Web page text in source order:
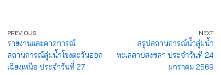
PREVIOUS
รายงานและคาดการณ์
สถานการณ์ลุ่มน้ำโขงตะวันออก
เฉียงเหนือ ประจำวันที่ 27
NEXT
สรุปสถานการณ์น้ำลุ่มน้ำ
ทะเลสาบสงขลา ประจำวันที่ 24
มกราคม 2569